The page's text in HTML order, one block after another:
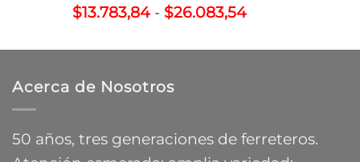
$3.487,26
$9.588,55
$13.783,84 - $26.083,54Rango
precios:
$26.083,54
Acerca de Nosotros
50 años, tres generaciones de ferreteros.